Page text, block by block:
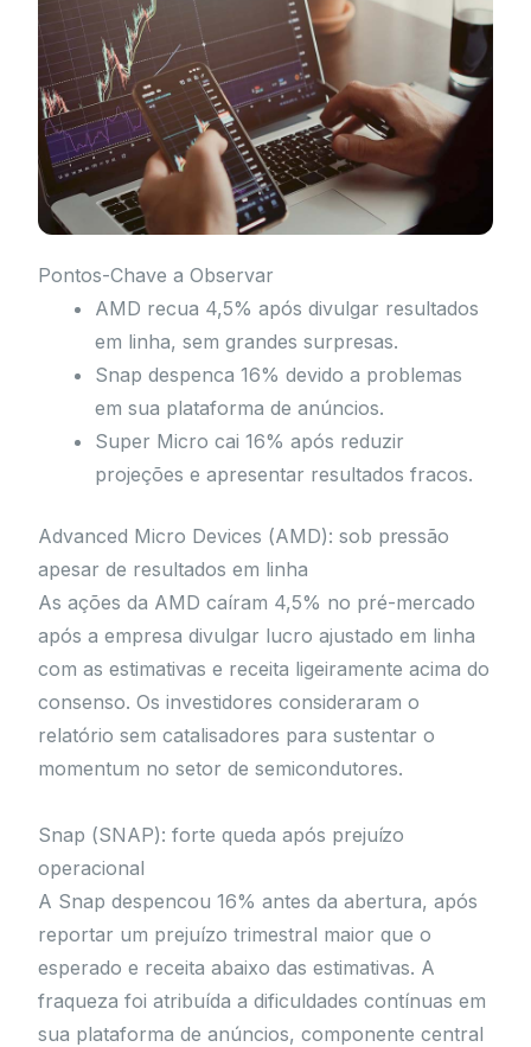
Pontos-Chave a Observar
AMD recua 4,5% após divulgar resultados
em linha, sem grandes surpresas.
Snap despenca 16% devido a problemas
em sua plataforma de anúncios.
Super Micro cai 16% após reduzir
projeções e apresentar resultados fracos.
Advanced Micro Devices (AMD): sob pressão
apesar de resultados em linha
As ações da AMD caíram 4,5% no pré-mercado
após a empresa divulgar lucro ajustado em linha
com as estimativas e receita ligeiramente acima do
consenso. Os investidores consideraram o
relatório sem catalisadores para sustentar o
momentum no setor de semicondutores.
Snap (SNAP): forte queda após prejuízo
operacional
A Snap despencou 16% antes da abertura, após
reportar um prejuízo trimestral maior que o
esperado e receita abaixo das estimativas. A
fraqueza foi atribuída a dificuldades contínuas em
sua plataforma de anúncios, componente central